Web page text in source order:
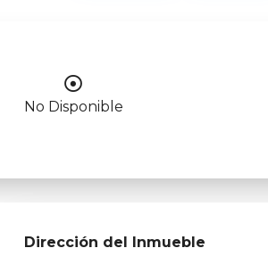
No Disponible
Dirección del Inmueble